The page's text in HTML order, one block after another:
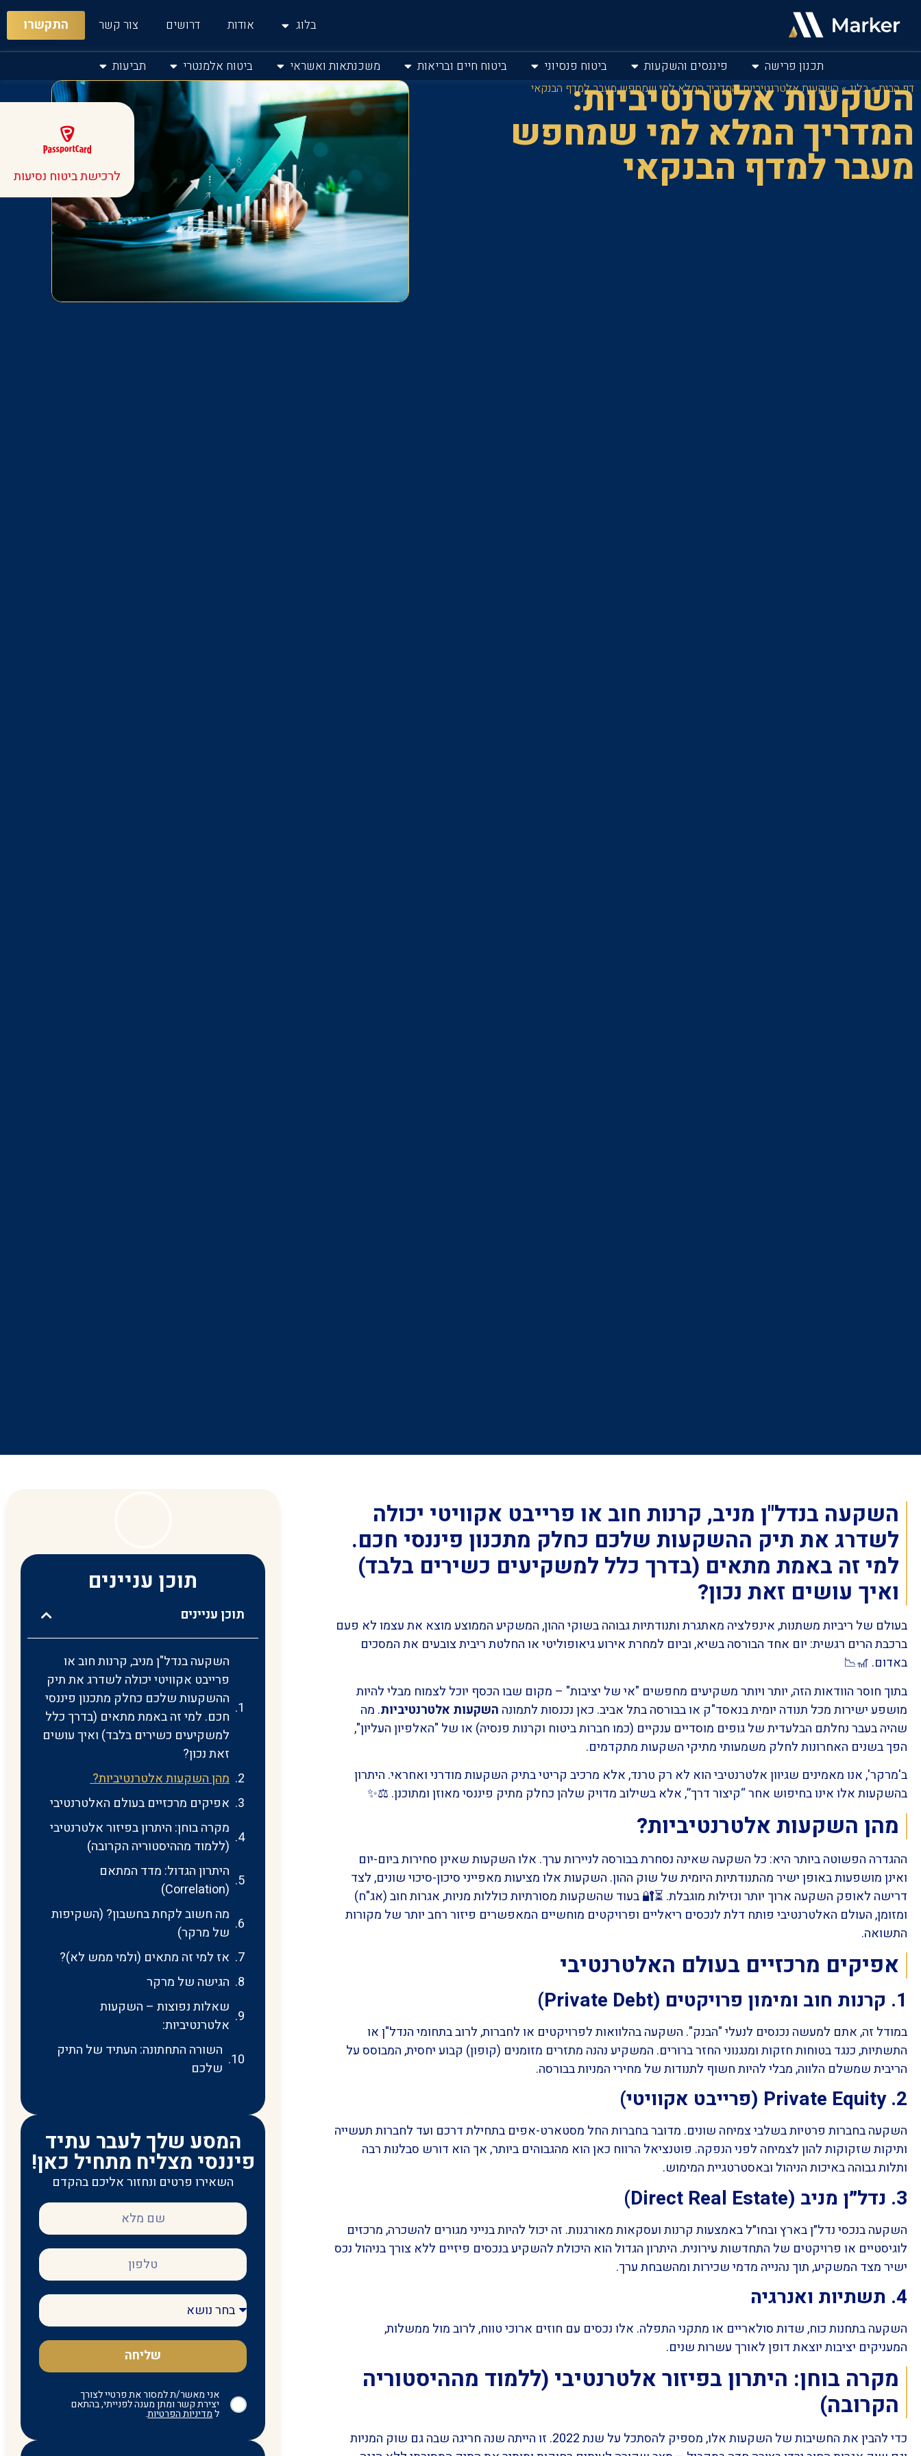
בלוג אודות דרושים צור קשר התקשרו
תכנון פרישה פיננסים והשקעות ביטוח פנסיוני ביטוח חיים ובריאות משכנתאות ואשראי ביטוח אלמנטרי תביעות
לרכישת ביטוח נסיעות
דף הבית»בלוג» השקעות אלטרנטיביות: המדריך המלא למי שמחפש מעבר למדף הבנקאי
השקעות אלטרנטיביות:
המדריך המלא למי שמחפש
מעבר למדף הבנקאי
השקעה בנדל"ן מניב, קרנות חוב או פרייבט אקוויטי יכולה
לשדרג את תיק ההשקעות שלכם כחלק מתכנון פיננסי חכם.
למי זה באמת מתאים (בדרך כלל למשקיעים כשירים בלבד)
ואיך עושים זאת נכון?
בעולם של ריביות משתנות, אינפלציה מאתגרת ותנודתיות גבוהה בשוקי ההון, המשקיע הממוצע מוצא את עצמו לא פעם
ברכבת הרים רגשית: יום אחד הבורסה בשיא, וביום למחרת אירוע גיאופוליטי או החלטת ריבית צובעים את המסכים
באדום. 🎢📉
בתוך חוסר הוודאות הזה, יותר ויותר משקיעים מחפשים "אי של יציבות" – מקום שבו הכסף יוכל לצמוח מבלי להיות
מושפע ישירות מכל תנודה יומית בנאסד"ק או בבורסה בתל אביב. כאן נכנסות לתמונה השקעות אלטרנטיביות. מה
שהיה בעבר נחלתם הבלעדית של גופים מוסדיים ענקיים (כמו חברות ביטוח וקרנות פנסיה) או של "האלפיון העליון",
הפך בשנים האחרונות לחלק משמעותי מתיקי השקעות מתקדמים.
ב'מרקר', אנו מאמינים שגיוון אלטרנטיבי הוא לא רק טרנד, אלא מרכיב קריטי בתיק השקעות מודרני ואחראי. היתרון
בהשקעות אלו אינו בחיפוש אחר “קיצור דרך”, אלא בשילוב מדויק שלהן כחלק מתיק פיננסי מאוזן ומתוכנן. ⚖️✨
מהן השקעות אלטרנטיביות?
ההגדרה הפשוטה ביותר היא: כל השקעה שאינה נסחרת בבורסה לניירות ערך. אלו השקעות שאינן סחירות ביום-יום
ואינן מושפעות באופן ישיר מהתנודתיות היומית של שוק ההון. השקעות אלו מציעות מאפייני סיכון-סיכוי שונים, לצד
דרישה לאופק השקעה ארוך יותר ונזילות מוגבלת. ⏳🔐 בעוד שהשקעות מסורתיות כוללות מניות, אגרות חוב (אג"ח)
ומזומן, העולם האלטרנטיבי פותח דלת לנכסים ריאליים ופרויקטים מוחשיים המאפשרים פיזור רחב יותר של מקורות
התשואה.
אפיקים מרכזיים בעולם האלטרנטיבי
1. קרנות חוב ומימון פרויקטים (Private Debt)
במודל זה, אתם למעשה נכנסים לנעלי "הבנק". השקעה בהלוואות לפרויקטים או לחברות, לרוב בתחומי הנדל"ן או
התשתיות, כנגד בטוחות חזקות ומנגנוני החזר ברורים. המשקיע נהנה מתזרים מזומנים (קופון) קבוע יחסית, המבוסס על
הריבית שמשלם הלווה, מבלי להיות חשוף לתנודות של מחירי המניות בבורסה.
2. Private Equity (פרייבט אקוויטי)
השקעה בחברות פרטיות בשלבי צמיחה שונים. מדובר בחברות החל מסטארט-אפים בתחילת דרכם ועד לחברות תעשייה
ותיקות שזקוקות להון לצמיחה לפני הנפקה. פוטנציאל הרווח כאן הוא מהגבוהים ביותר, אך הוא דורש סבלנות רבה
ותלות גבוהה באיכות הניהול ובאסטרטגיית המימוש.
3. נדל״ן מניב (Direct Real Estate)
השקעה בנכסי נדל״ן בארץ ובחו״ל באמצעות קרנות ועסקאות מאורגנות. זה יכול להיות בנייני מגורים להשכרה, מרכזים
לוגיסטיים או פרויקטים של התחדשות עירונית. היתרון הגדול הוא היכולת להשקיע בנכסים פיזיים ללא צורך בניהול נכס
ישיר מצד המשקיע, תוך נהנייה מדמי שכירות ומהשבחת ערך.
4. תשתיות ואנרגיה
השקעה בתחנות כוח, שדות סולאריים או מתקני התפלה. אלו נכסים עם חוזים ארוכי טווח, לרוב מול ממשלות,
המעניקים יציבות יוצאת דופן לאורך עשרות שנים.
מקרה בוחן: היתרון בפיזור אלטרנטיבי (ללמוד מההיסטוריה
הקרובה)
כדי להבין את החשיבות של השקעות אלו, מספיק להסתכל על שנת 2022. זו הייתה שנה חריגה שבה גם שוק המניות
תוכן עניינים
תוכן עניינים
השקעה בנדל"ן מניב, קרנות חוב או
פרייבט אקוויטי יכולה לשדרג את תיק
ההשקעות שלכם כחלק מתכנון פיננסי
חכם. למי זה באמת מתאים (בדרך כלל
למשקיעים כשירים בלבד) ואיך עושים
זאת נכון?
מהן השקעות אלטרנטיביות?
אפיקים מרכזיים בעולם האלטרנטיבי
מקרה בוחן: היתרון בפיזור אלטרנטיבי
(ללמוד מההיסטוריה הקרובה)
היתרון הגדול: מדד המתאם
(Correlation)
מה חשוב לקחת בחשבון? (השקיפות
של מרקר)
אז למי זה מתאים (ולמי ממש לא)?
הגישה של מרקר
שאלות נפוצות – השקעות
אלטרנטיביות:
השורה התחתונה: העתיד של התיק
שלכם
המסע שלך לעבר עתיד
פיננסי מצליח מתחיל כאן!
השאירו פרטים ונחזור אליכם בהקדם
אני מאשר/ת למסור את פרטיי לצורך
יצירת קשר ומתן מענה לפנייתי, בהתאם
למדיניות הפרטיות.
שליחה